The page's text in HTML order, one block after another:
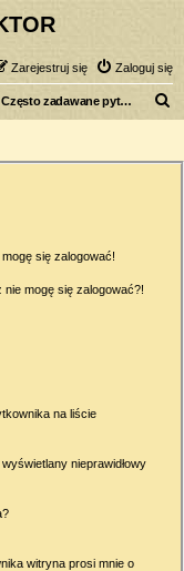
Zaloguj się
Zarejestruj się
Często zadawane pytania
się zalogować!
mogę się zalogować?!
na liście
nieprawidłowy
witryna prosi mnie o